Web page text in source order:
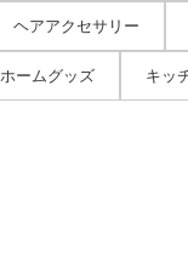
ヘアアクセサリー
ホームグッズ キッ